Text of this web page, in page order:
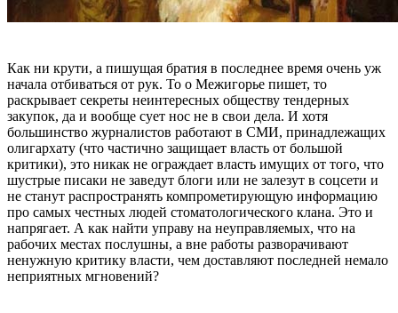
Как ни крути, а пишущая братия в последнее время очень уж
начала отбиваться от рук. То о Межигорье пишет, то
раскрывает секреты неинтересных обществу тендерных
закупок, да и вообще сует нос не в свои дела. И хотя
большинство журналистов работают в СМИ, принадлежащих
олигархату (что частично защищает власть от большой
критики), это никак не ограждает власть имущих от того, что
шустрые писаки не заведут блоги или не залезут в соцсети и
не станут распространять компрометирующую информацию
про самых честных людей стоматологического клана. Это и
напрягает. А как найти управу на неуправляемых, что на
рабочих местах послушны, а вне работы разворачивают
ненужную критику власти, чем доставляют последней немало
неприятных мгновений?